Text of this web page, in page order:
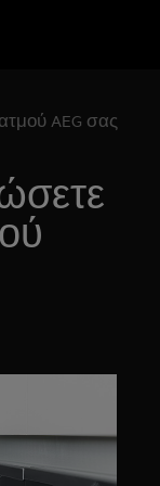
AEG σας